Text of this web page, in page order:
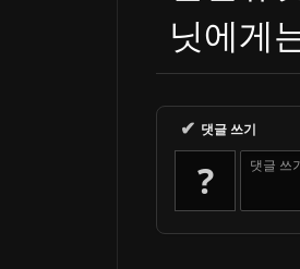
닛에게
✔ 댓글 쓰기
? 댓글 쓰